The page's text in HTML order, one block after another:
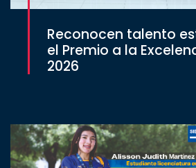
Reconocen talento
el Premio a la
2026